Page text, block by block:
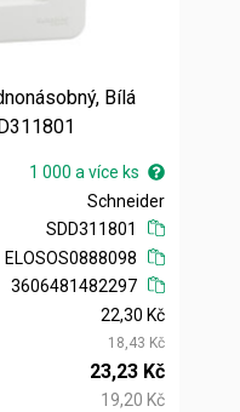
Bílá
1 000 a více ks
Schneider
SDD311801
ELOSOS0888098
3606481482297
22,30 Kč
18,43 Kč
23,23 Kč
19,20 Kč